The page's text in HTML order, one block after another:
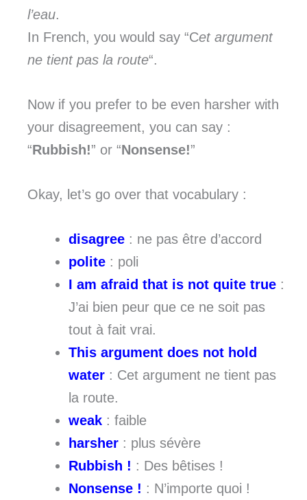
l’eau.
In French, you would say “Cet argument
ne tient pas la route“.
Now if you prefer to be even harsher with
your disagreement, you can say :
“Rubbish!” or “Nonsense!”
Okay, let’s go over that vocabulary :
disagree : ne pas être d’accord
polite : poli
I am afraid that is not quite true :
J’ai bien peur que ce ne soit pas
tout à fait vrai.
This argument does not hold
water : Cet argument ne tient pas
la route.
weak : faible
harsher : plus sévère
Rubbish ! : Des bêtises !
Nonsense ! : N’importe quoi !